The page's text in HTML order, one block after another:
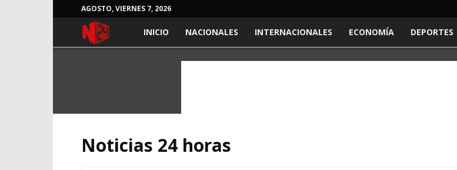
AGOSTO, VIERNES 7, 2026
NOTICIASINICIO NACIONALES INTERNACIONALES ECONOMÍA DEPORTES
Noticias 24 horas